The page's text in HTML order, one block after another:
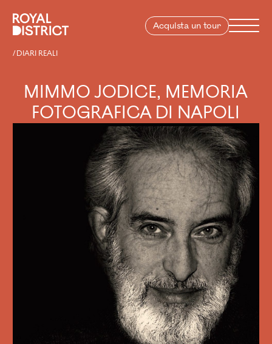
Royal District
Acquista un tour Menu
DIARI REALI
MIMMO JODICE, MEMORIA
FOTOGRAFICA DI NAPOLI